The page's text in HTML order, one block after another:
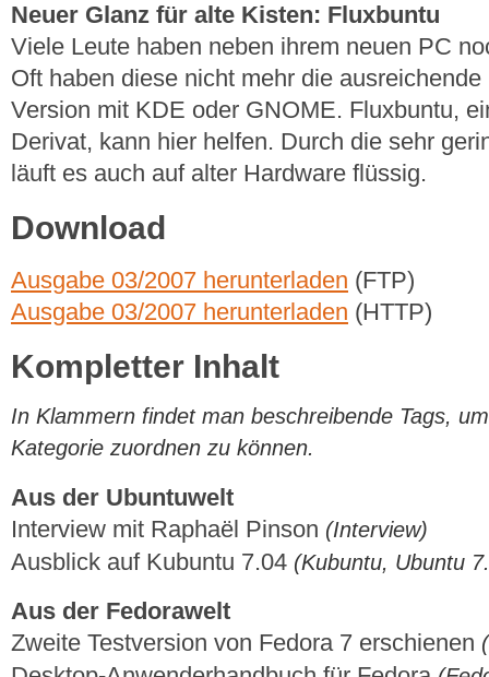
Neuer Glanz für alte Kisten: Fluxbuntu
Viele Leute haben neben ihrem neuen PC
Oft haben diese nicht mehr die
Version mit KDE oder GNOME. Fluxbuntu,
Derivat, kann hier helfen. Durch die sehr
läuft es auch auf alter Hardware flüssig.
Download
Ausgabe 03/2007 herunterladen (FTP)
Ausgabe 03/2007 herunterladen (HTTP)
Kompletter Inhalt
In Klammern findet man beschreibende Tags,
Kategorie zuordnen zu können.
Aus der Ubuntuwelt
Interview mit Raphaël Pinson (Interview)
Ausblick auf Kubuntu 7.04 (Kubuntu, Ubuntu
Aus der Fedorawelt
Zweite Testversion von Fedora 7 erschienen